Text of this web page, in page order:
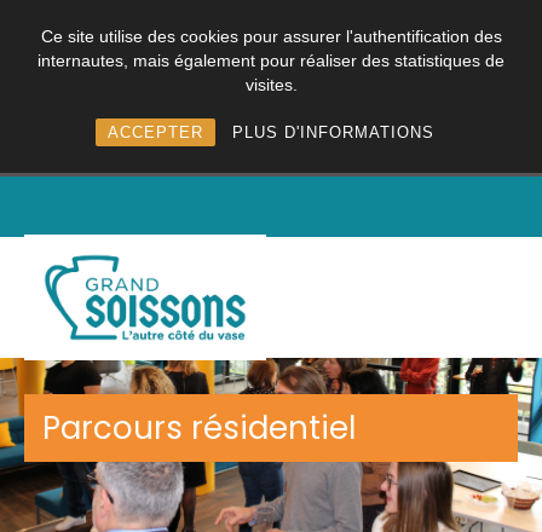
Ce site utilise des cookies pour assurer l'authentification des
internautes, mais également pour réaliser des statistiques de
visites.
ACCEPTER PLUS D'INFORMATIONS
Parcours résidentiel